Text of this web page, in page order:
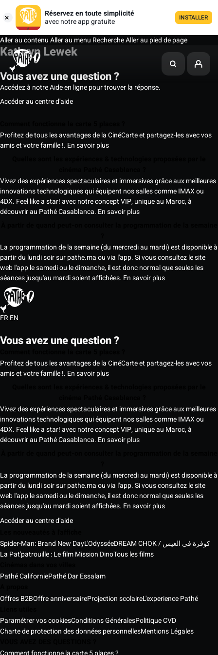
Réservez en toute simplicité
avec notre app gratuite
INSTALLER
Aller au contenuAller au menu RechercheAller au pied de page
Kathryn Lewek
Vous avez une question ?
Accédez à notre Aide en ligne pour trouver la réponse.
Accéder au centre d'aide
Profitez de tous les avantages de la CinéCarte et partagez-les avec vos
amis et votre famille !. En savoir plus
Vivez des expériences spectaculaires et immersives grâce aux meilleures
innovations technologiques qui équipent nos salles comme IMAX ou
4DX. Feel like a star! avec notre concept VIP, unique au Maroc, à
découvrir au Pathé Casablanca. En savoir plus
La programmation de la semaine (du mercredi au mardi) est disponible à
partir du lundi soir sur pathe.ma ou via l'app. Si vous consultez le site
web l'app le samedi ou le dimanche, il est donc normal que seules les
séances jusqu'au mardi soient affichées. En savoir plus
FREN
Vous avez une question ?
Profitez de tous les avantages de la CinéCarte et partagez-les avec vos
amis et votre famille !. En savoir plus
Vivez des expériences spectaculaires et immersives grâce aux meilleures
innovations technologiques qui équipent nos salles comme IMAX ou
4DX. Feel like a star! avec notre concept VIP, unique au Maroc, à
découvrir au Pathé Casablanca. En savoir plus
La programmation de la semaine (du mercredi au mardi) est disponible à
partir du lundi soir sur pathe.ma ou via l'app. Si vous consultez le site
web l'app le samedi ou le dimanche, il est donc normal que seules les
séances jusqu'au mardi soient affichées. En savoir plus
Accéder au centre d'aide
Spider-Man: Brand New DayL'Odyssée
DREAM CHOK / كوفرة في الغيس
La Pat'patrouille : Le film Mission DinoTous les films
Pathé CaliforniePathé Dar Essalam
Offres B2BOffre anniversaireProjection scolaireL'experience Pathé
Paramétrer vos cookiesConditions GénéralesPolitique CVD
Charte de protection des données personnellesMentions Légales